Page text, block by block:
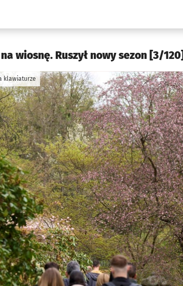
Dla mieszkańca
wiosnę. Ruszył nowy sezon [3/120]
klawiaturze